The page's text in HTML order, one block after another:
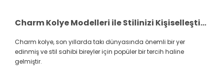
Charm Kolye Modelleri ile Stilinizi Kişiselleştirin
Charm kolye, son yıllarda takı dünyasında önemli bir yer
edinmiş ve stil sahibi bireyler için popüler bir tercih haline
gelmiştir.